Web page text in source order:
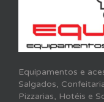
Equipamentos e
Salgados,
Pizzarias, Hotéis e